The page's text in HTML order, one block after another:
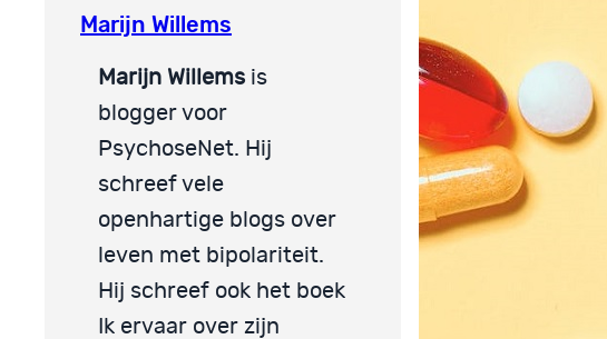
Marijn Willems
Marijn Willems is
blogger voor
PsychoseNet. Hij
schreef vele
openhartige blogs over
leven met bipolariteit.
Hij schreef ook het boek
Ik ervaar over zijn